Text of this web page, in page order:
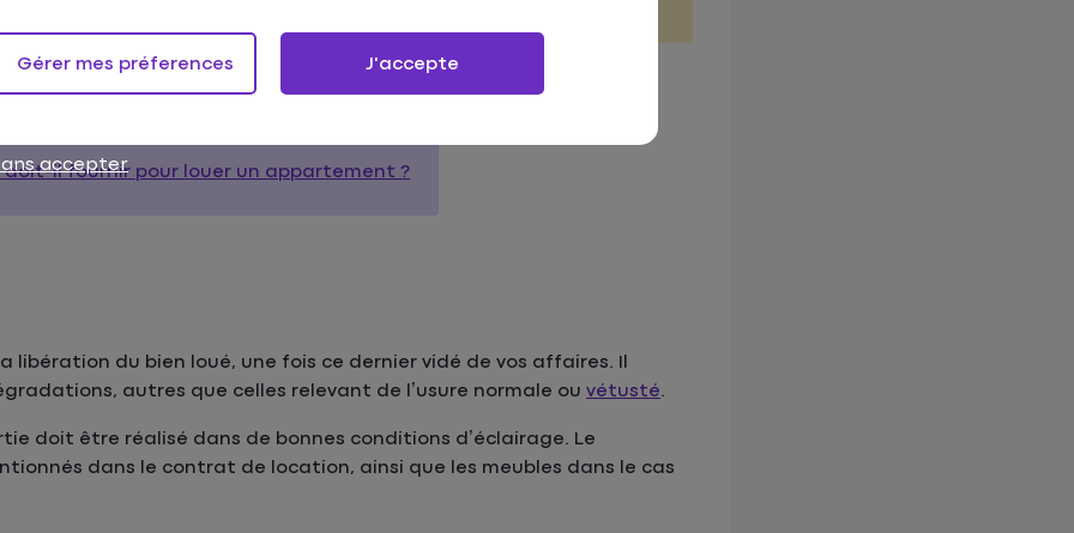
il fournir pour louer un appartement ?
libération du bien loué, une fois ce dernier vidé de vos affaires. Il
autres que celles relevant de l’usure normale ou vétusté.
doit être réalisé dans de bonnes conditions d’éclairage. Le
dans le contrat de location, ainsi que les meubles dans le cas
accepter
Gérer mes préferences J'accepte